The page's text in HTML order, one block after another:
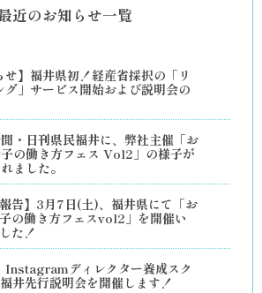
近のお知らせ一覧
せ】福井県初！経産省採択の「リ
グ」サービス開始および説明会の
・日刊県民福井に、弊社主催「お
子の働き方フェス Vol2」の様子が
ました。
報告】3月7日(土)、福井県にて「お
の働き方フェスvol2」を開催い
た！
Instagramディレクター養成スク
井先行説明会を開催します！